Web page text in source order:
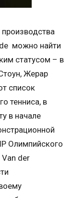
можно найти
статусом – в
Жерар
список
тенниса, в
в начале
Олимпийского
der